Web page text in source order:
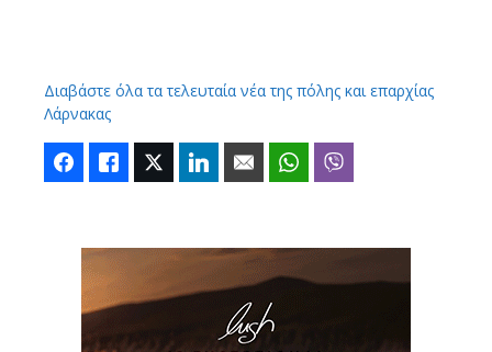
Διαβάστε όλα τα τελευταία νέα της πόλης και επαρχίας
Λάρνακας
FacebookLike Twitter LinkedIn Email WhatsApp